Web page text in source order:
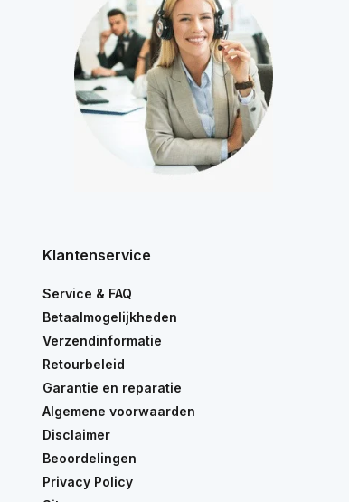
Klantenservice
Service & FAQ
Betaalmogelijkheden
Verzendinformatie
Retourbeleid
Garantie en reparatie
Algemene voorwaarden
Disclaimer
Beoordelingen
Privacy Policy